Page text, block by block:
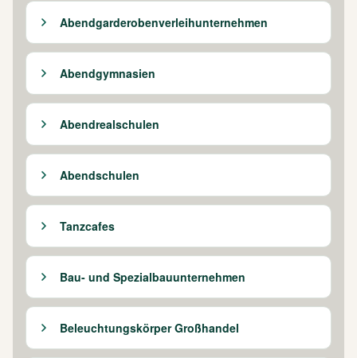
Abendgarderobenverleihunternehmen
Abendgymnasien
Abendrealschulen
Abendschulen
Tanzcafes
Bau- und Spezialbauunternehmen
Beleuchtungskörper Großhandel